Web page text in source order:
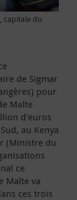
capitale du
de Sigmar
pour
Malte
d’euros
au Kenya
(Ministre du
ce
Malte va
ces trois